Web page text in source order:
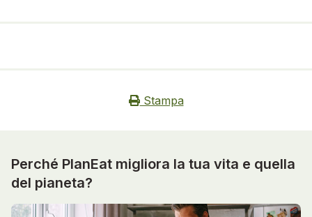
Stampa
Perché PlanEat migliora la tua vita e quella
del pianeta?